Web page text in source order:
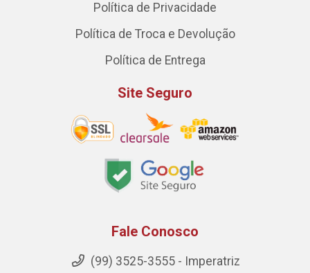
Política de Privacidade
Política de Troca e Devolução
Política de Entrega
Site Seguro
Fale Conosco
(99) 3525-3555 - Imperatriz